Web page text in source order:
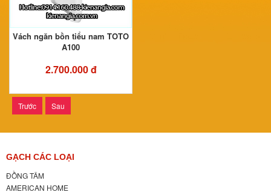
Vách ngăn bồn tiểu nam TOTO
A100
2.700.000 đ
Trước Sau
GẠCH CÁC LOẠI
ĐỒNG TÂM
AMERICAN HOME